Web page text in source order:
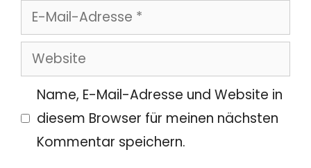
E-
Mail-
Adresse
Website
Name, E-Mail-Adresse und Website in
diesem Browser für meinen nächsten
Kommentar speichern.